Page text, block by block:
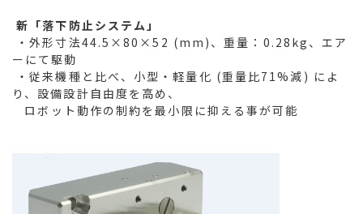
新「落下防止システム」
・外形寸法44.5×80×52 (mm)、重量：0.28kg、エア
ーにて駆動
・従来機種と比べ、小型・軽量化 (重量比71%減) によ
り、設備設計自由度を高め、
ロボット動作の制約を最小限に抑える事が可能